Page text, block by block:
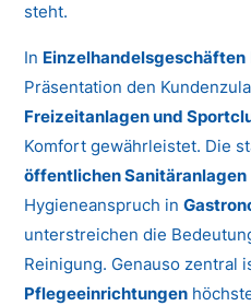
steht.
In Einzelhandelsgeschäften
Präsentation den
Freizeitanlagen und
Komfort gewährleistet. Die
öffentlichen Sanitäranlagen
Hygieneanspruch in
unterstreichen die
Reinigung. Genauso zentral
Pflegeeinrichtungen